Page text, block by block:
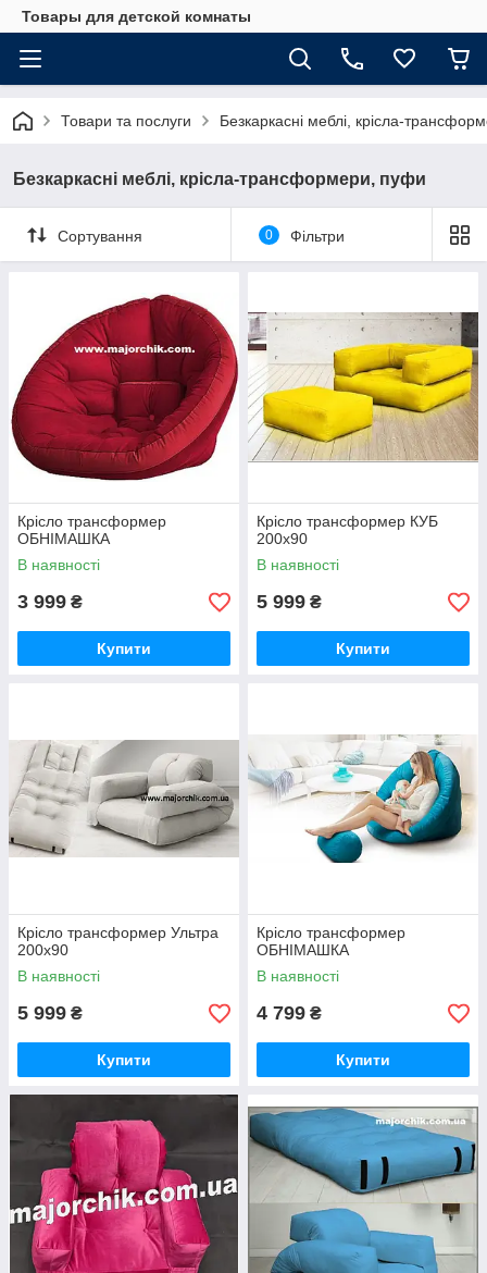
Товары для детской комнаты
Товари та послуги Безкаркасні меблі, крісла-
Безкаркасні меблі, крісла-трансформери, пуфи
Сортування 0 Фільтри
Крісло трансформер
ОБНІМАШКА
В наявності
3 999 ₴
Купити
Крісло трансформер КУБ
200х90
В наявності
5 999 ₴
Купити
Крісло трансформер Ультра
200х90
В наявності
5 999 ₴
Купити
Крісло трансформер
ОБНІМАШКА
В наявності
4 799 ₴
Купити